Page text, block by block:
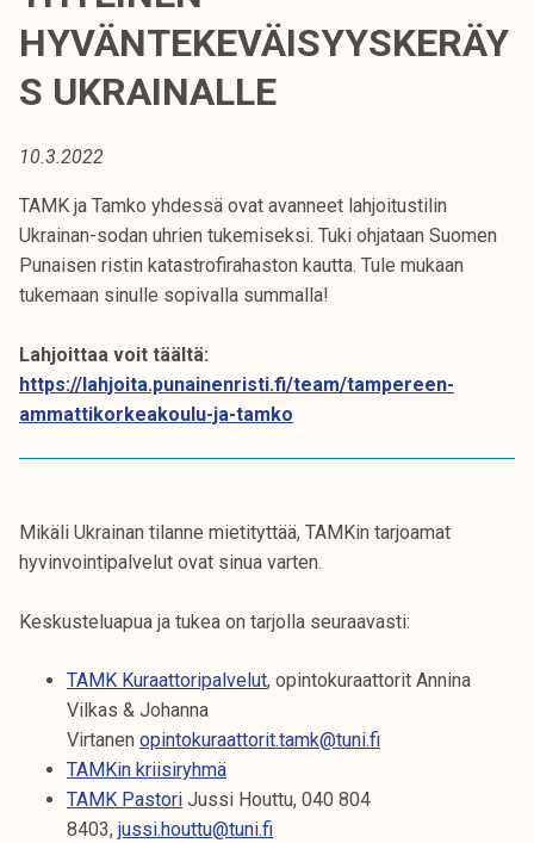
k
o
k
e
a
k
o
l
u
p
s
k
l
HYVÄNTEKEVÄISYYSKERÄY
S UKRAINALLE
10.3.2022
TAMK ja Tamko yhdessä ovat avanneet lahjoitustilin
Ukrainan-sodan uhrien tukemiseksi. Tuki ohjataan Suomen
Punaisen ristin katastrofirahaston kautta. Tule mukaan
tukemaan sinulle sopivalla summalla!
Lahjoittaa voit täältä:
https://lahjoita.punainenristi.fi/team/tampereen-
ammattikorkeakoulu-ja-tamko
Mikäli Ukrainan tilanne mietityttää, TAMKin tarjoamat
hyvinvointipalvelut ovat sinua varten.
Keskusteluapua ja tukea on tarjolla seuraavasti:
TAMK Kuraattoripalvelut, opintokuraattorit Annina
Vilkas & Johanna
Virtanen opintokuraattorit.tamk@tuni.fi
TAMKin kriisiryhmä
TAMK Pastori Jussi Houttu, 040 804
8403, jussi.houttu@tuni.fi